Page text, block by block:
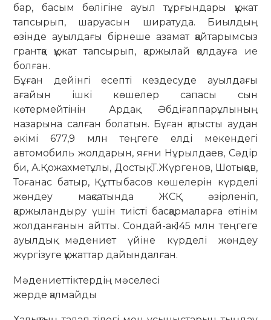
бар, басым бөлігіне ауыл тұрғындары құ­жат
тапсырып, шаруасын ширатуда. Биыл­дың
өзінде ауылдағы бірнеше аза­мат қайтарымсыз
грантқа құжат тап­сырып, қаржылай қолдауға ие
бол­ған.
Бұған дейінгі есепті кездесуде ауыл­дағы
ағайын ішкі көшелер са­па­сы сын
көтермейтінін Ардақ Әбдіғап­парұлының
назарына салған болатын. Бұған қатысты аудан
әкімі 677,9 млн теңгеге елді мекендегі
автомобиль жол­дарын, яғни Нұрылдаев, Сәдір
би, А.Қо­жахметұлы, Достық, Т.Жүргенов, Шо­тықов,
Тоғанас батыр, Құттыбасов кө­шелерін күрделі
жөндеу мақсатында ЖСҚ әзірленіп,
қаржыландыру үшін тиісті басқармаларға өтінім
жол­дан­ғанын айтты. Сондай-ақ 145 млн тең­геге
ауылдық мәдениет үйіне күр­делі жөн­­деу
жүргізуге құжаттар дайын­дал­ған.
Мәдениеттіктердің мәселесі
жерде қалмайды